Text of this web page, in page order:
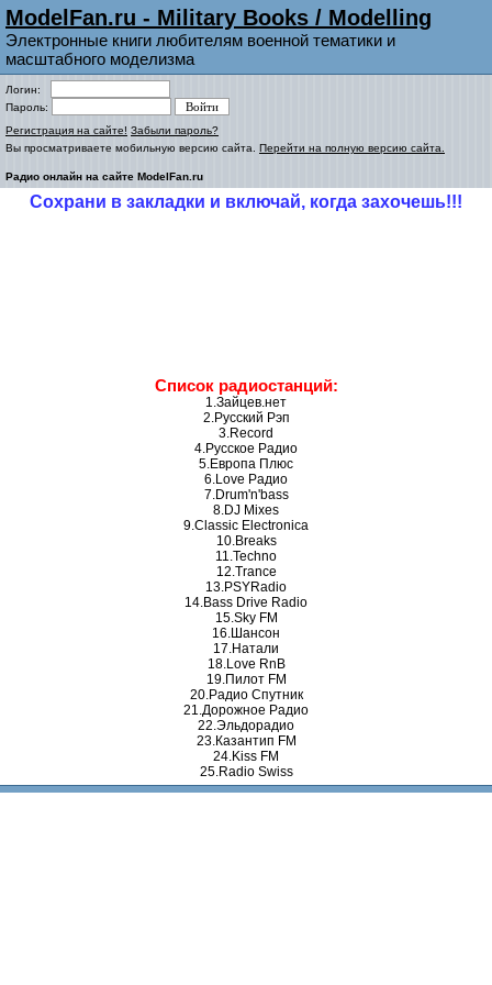
ModelFan.ru - Military Books / Modelling
Электронные книги любителям военной тематики и
масштабного моделизма
Логин:
Пароль:
Регистрация на сайте! Забыли пароль?
Вы просматриваете мобильную версию сайта. Перейти на полную версию сайта.
Радио онлайн на сайте ModelFan.ru
Сохрани в закладки и включай, когда захочешь!!!
Список радиостанций:
1.Зайцев.нет
2.Русский Рэп
3.Record
4.Русское Радио
5.Европа Плюс
6.Love Радио
7.Drum'n'bass
8.DJ Mixes
9.Classic Electronica
10.Breaks
11.Techno
12.Trance
13.PSYRadio
14.Bass Drive Radio
15.Sky FM
16.Шансон
17.Натали
18.Love RnB
19.Пилот FM
20.Радио Спутник
21.Дорожное Радио
22.Эльдорадио
23.Казантип FM
24.Kiss FM
25.Radio Swiss